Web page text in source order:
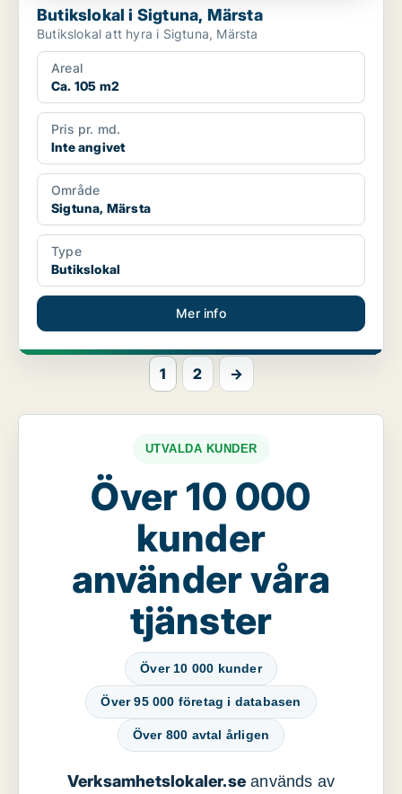
Butikslokal i Sigtuna, Märsta
Butikslokal att hyra i Sigtuna, Märsta
Areal
Ca. 105 m2
Pris pr. md.
Inte angivet
Område
Sigtuna, Märsta
Type
Butikslokal
Mer info
1 2 →
UTVALDA KUNDER
Över 10 000
kunder
använder våra
tjänster
Över 10 000 kunder
Över 95 000 företag i databasen
Över 800 avtal årligen
Verksamhetslokaler.se används av